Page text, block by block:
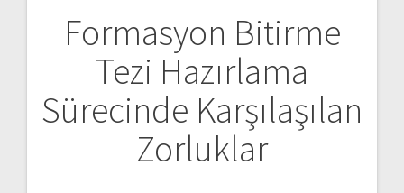
Formasyon Bitirme
Tezi Hazırlama
Sürecinde Karşılaşılan
Zorluklar